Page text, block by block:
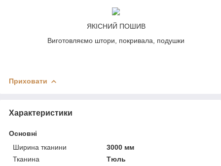
ЯКІСНИЙ ПОШИВ
Виготовляємо штори, покривала, подушки
Приховати
Характеристики
Основні
Ширина тканини
3000 мм
Тканина
Тюль